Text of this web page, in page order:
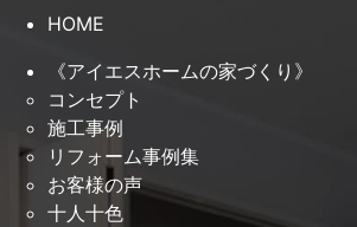
HOME
《アイエスホームの家づくり》
コンセプト
施工事例
リフォーム事例集
お客様の声
十人十色